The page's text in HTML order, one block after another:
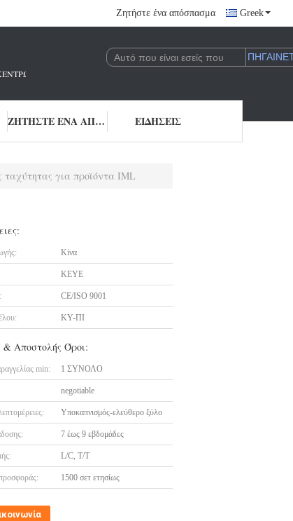
Ζητήστε ένα απόσπασμα Greek
ΕΠΙΚΕΝΤΡΏΝΕΤΑΙ ΣΤΗΝ ΈΡΕΥΝΑ ΚΑΙ ΑΝΆΠΤΥΞΗ ΚΑΙ ΤΗΝ
ΖΗΤΉΣΤΕ ΈΝΑ ΑΠΌΣΠΑΣΜΑ ΕΙΔΉΣΕΙΣ
για προϊόντα IML
Κίνα
KEYE
CE/ISO 9001
ΚΥ-ΠΙ
Αποστολής Όροι:
min: 1 ΣΥΝΟΛΟ
negotiable
Υποκαπνισμός-ελεύθερο ξύλο
7 έως 9 εβδομάδες
L/C, T/T
1500 σετ ετησίως